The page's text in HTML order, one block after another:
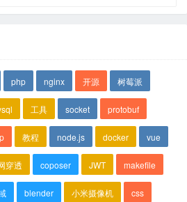
php nginx 开源 树莓派
工具 socket protobuf
教程 node.js docker vue
穿透 coposer JWT makefile
blender 小米摄像机 css